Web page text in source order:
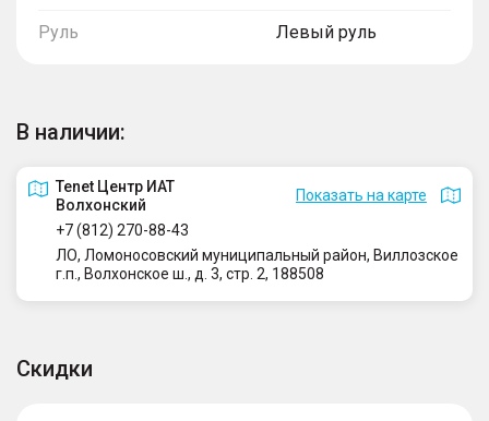
Руль Левый руль
В наличии:
Tenet Центр ИАТ
Волхонский
Показать на карте
+7 (812) 270-88-43
ЛО, Ломоносовский муниципальный район, Виллозское
г.п., Волхонское ш., д. 3, стр. 2, 188508
Скидки